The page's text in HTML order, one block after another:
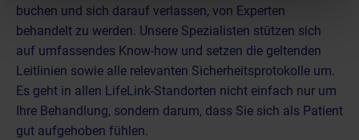
buchen und sich darauf verlassen, von Experten
behandelt zu werden. Unsere Spezialisten stützen sich
auf umfassendes Know-how und setzen die geltenden
Leitlinien sowie alle relevanten Sicherheitsprotokolle um.
Es geht in allen LifeLink-Standorten nicht einfach nur um
Ihre Behandlung, sondern darum, dass Sie sich als Patient
gut aufgehoben fühlen.